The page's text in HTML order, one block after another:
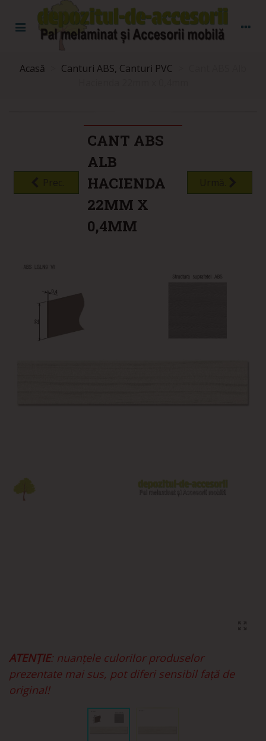
Acasă Canturi ABS, Canturi PVC
CANT ABS
ALB
HACIENDA
22MM X
0,4MM
ATENȚIE: nuanțele culorilor produselor
prezentate mai sus, pot diferi sensibil față de
original!